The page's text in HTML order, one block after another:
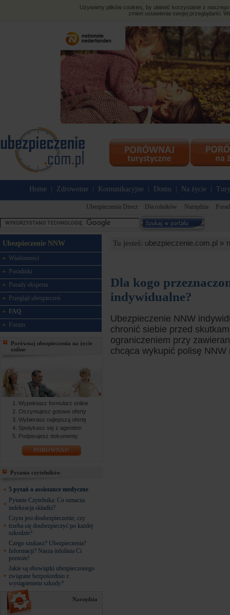
Używamy plików cookies, by ułatwić korzystanie z
zmień ustawienia swojej przeglądarki.
Home Zdrowotne Komunikacyjne Domu Na życie
Ubezpieczenia Direct Dla rolników Narzędzia
Ubezpieczenie NNW
Wiadomości
Poradniki
Porady eksperta
Przegląd ubezpieczeń
FAQ
Forum
Porównaj ubezpieczenia na życie
online
Wypełniasz formularz online
Otrzymujesz gotowe oferty
Wybierasz najlepszą ofertę
Spotykasz się z agentem
Podpisujesz dokumenty
PORÓWNAJ!
Pytania czytelników
5 pytań o assistance medyczne
Pytanie Czytelnika: Co oznacza
indeksacja składki?
Czym jest doubezpieczenie, czy
trzeba się doubezpieczyć po każdej
szkodzie?
Czego szukasz? Ubezpieczenia?
Informacji? Nasza infolinia Ci
pomoże!
Jakie są obowiązki ubezpieczonego
związane bezpośrednio z
wystąpieniem szkody?
Narzędzia
Tu jesteś: ubezpieczenie.com.pl »
Dla kogo
indywidualne?
Ubezpieczenie NNW
chronić siebie przed
ograniczeniem przy
chcąca wykupić polisę